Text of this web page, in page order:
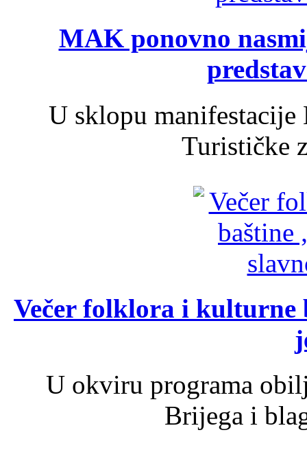
MAK ponovno
U sklopu
Turističke
Večer folklora i kulturne
U okviru programa
Brijega i